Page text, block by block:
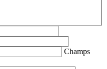
Champs